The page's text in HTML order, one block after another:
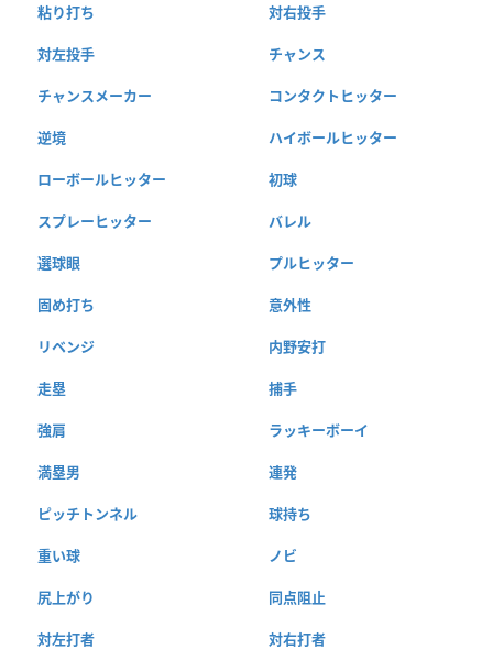
粘り打ち 対右投手
対左投手 チャンス
チャンスメーカー コンタクトヒッター
逆境 ハイボールヒッター
ローボールヒッター 初球
スプレーヒッター バレル
選球眼 プルヒッター
固め打ち 意外性
リベンジ 内野安打
走塁 捕手
強肩 ラッキーボーイ
満塁男 連発
ピッチトンネル 球持ち
重い球 ノビ
尻上がり 同点阻止
対左打者 対右打者